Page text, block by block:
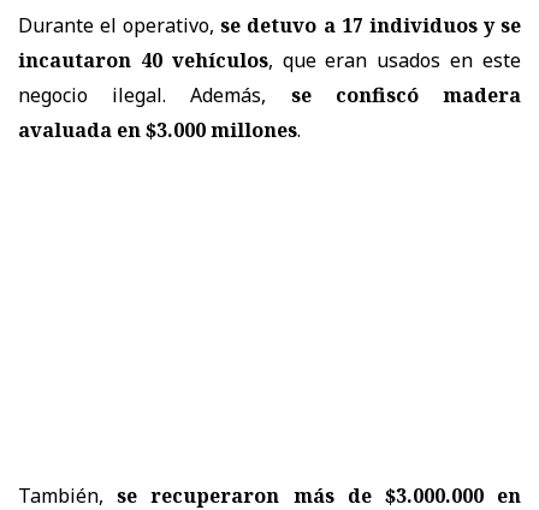
Durante el operativo,se detuvo a 17 individuos y se
incautaron 40 vehículos, que eran usados en este
negocio ilegal. Además, se confiscó madera
avaluada en $3.000 millones.
También,se recuperaron más de $3.000.000 en